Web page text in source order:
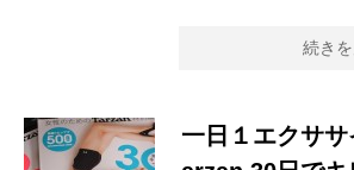
続き
一日１エクサ